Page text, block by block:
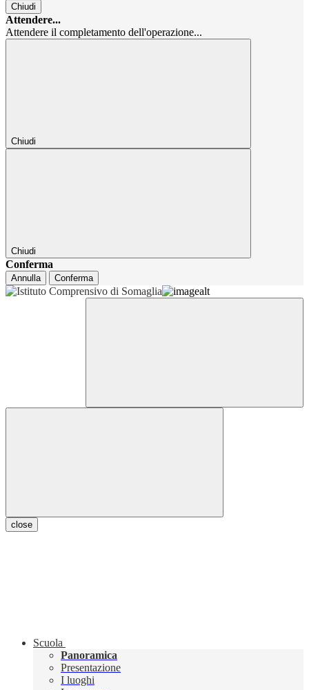
Chiudi
Attendere...
Attendere il completamento dell'operazione...
Chiudi
Chiudi
Conferma
Annulla Conferma
close
Scuola
Panoramica
Presentazione
I luoghi